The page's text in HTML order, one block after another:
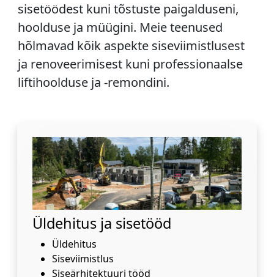
sisetöödest kuni tõstuste paigalduseni,
hoolduse ja müügini. Meie teenused
hõlmavad kõik aspekte siseviimistlusest
ja renoveerimisest kuni professionaalse
liftihoolduse ja -remondini.
Üldehitus ja sisetööd
Üldehitus
Siseviimistlus
Siseärhitektuuri tööd